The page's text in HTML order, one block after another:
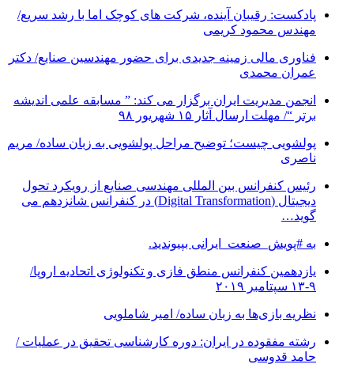
پادکست: رقیبان آینده، شرکت های کوچک اما با رشد سریع/
مهندس محمود کریمی
فناوری مالی زمینه جدیدی برای حضور مهندسین صنایع/ دکتر
عمران محمدی
انجمن مدیریت ایران برگزار می کند: ” مسابقه علمی اندیشه
برتر “/ مهلت ارسال آثار ۱۵ شهریور ۹۸
پولشویی چیست؛ توضیح مراحل پولشویی به زبان ساده/ مریم
ناصری
رئیس کنفرانس بین المللی مهندسی صنایع از رویکرد تحول
دیجیتال (Digital Transformation) در کنفرانس شانزدهم می
گوید…
به #پویش_صنعت_ایرانی بپیوندید.
یازدهمین کنفرانس منطق فازی و تکنولوژی اتحادیه اروپا/
۹-۱۳ سپتامبر ۲۰۱۹
نظریه بازی‌ها به زبان ساده/ امیر شاملویی
رشته مفقوده در ایران: دوره کارشناسی تحقیق در عملیات /
حامد قدوسی